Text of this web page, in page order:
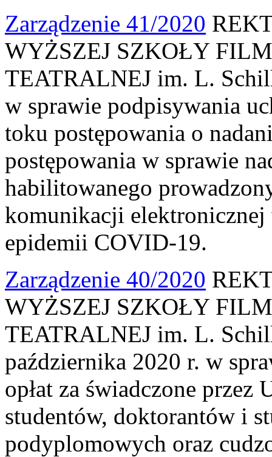
Zarządzenie 41/2020
WYŻSZEJ SZKOŁY
TEATRALNEJ im. L.
w sprawie podpisywania
toku postępowania o
postępowania w sprawie
habilitowanego
komunikacji
epidemii COVID-19.
Zarządzenie 40/2020
WYŻSZEJ SZKOŁY
TEATRALNEJ im. L.
października 2020 r. w
opłat za świadczone przez
studentów, doktorantów i
podyplomowych oraz